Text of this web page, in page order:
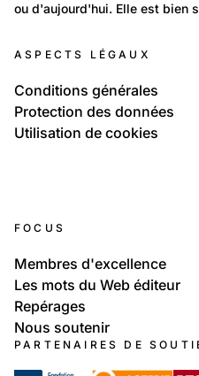
Mode femme
ou d'aujourd'hui. Elle est bien
ASPECTS LÉGAUX
Conditions générales
Protection des données
Utilisation de cookies
FOCUS
Membres d'excellence
Les mots du Web éditeur
Repérages
Nous soutenir
PARTENAIRES DE